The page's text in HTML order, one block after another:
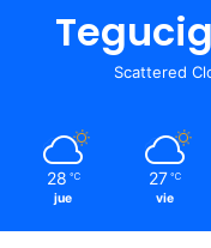
Scattered
28 ℃
jue
27 ℃
vie